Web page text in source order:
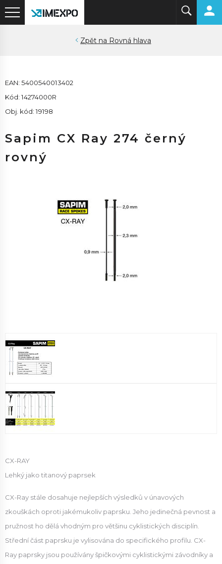
Rovná hlava
EAN: 5400540013402
Kód: 14274000R
Obj. kód: 19198
Sapim CX Ray 274 černý
rovný
CX-RAY
Lehký jako titanový paprsek
CX-Ray stále dosahuje nejlepších výsledků v únavových
zkouškách oproti jakémukoliv paprsku. Jeho jedinečná pevnost a
pružnost ho dělá vhodným pro většinu cyklistických disciplín.
Střední část paprsku je vylisována do specifického profilu. CX-
Ray paprsky jsou používány špičkovými cyklistickými závodníky a